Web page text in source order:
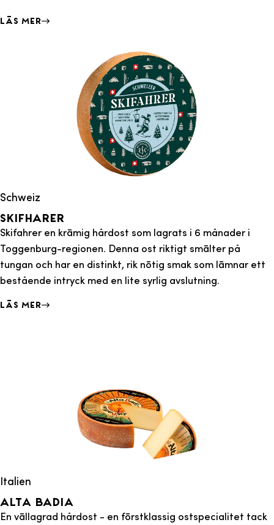
Läs mer
Schweiz
Skifharer
Skifahrer en krämig hårdost som lagrats i 6 månader i
Toggenburg-regionen. Denna ost riktigt smälter på
tungan och har en distinkt, rik nötig smak som lämnar ett
bestående intryck med en lite syrlig avslutning.
Läs mer
Italien
Alta badia
En vällagrad hårdost - en förstklassig ostspecialitet tack